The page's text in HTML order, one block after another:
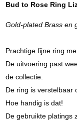
Bud to Rose Ring
Gold-plated Brass en
Prachtige fijne ring
De uitvoering past
de collectie.
De ring is verstelbaar
Hoe handig is dat!
De gebruikte platings